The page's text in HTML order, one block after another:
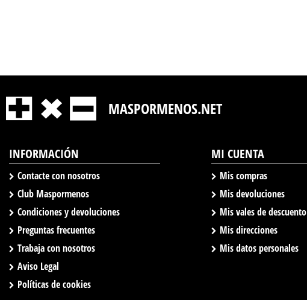
MASPORMENOS.NET
INFORMACIÓN
Contacte con nosotros
Club Maspormenos
Condiciones y devoluciones
Preguntas frecuentes
Trabaja con nosotros
Aviso Legal
Políticas de cookies
MI CUENTA
Mis compras
Mis devoluciones
Mis vales de descuento
Mis direcciones
Mis datos personales